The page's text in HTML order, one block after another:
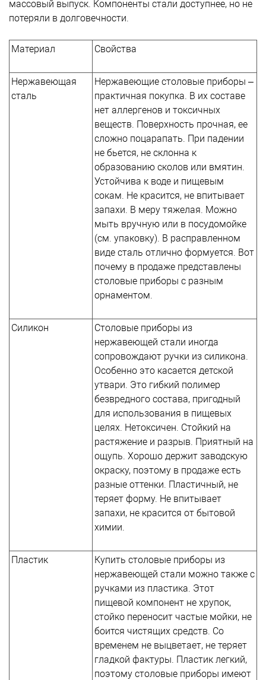
массовый выпуск. Компоненты стали доступнее, но не
потеряли в долговечности.
Материал Свойства
Нержавеющая
сталь
Нержавеющие столовые приборы –
практичная покупка. В их составе
нет аллергенов и токсичных
веществ. Поверхность прочная, ее
сложно поцарапать. При падении
не бьется, не склонна к
образованию сколов или вмятин.
Устойчива к воде и пищевым
сокам. Не красится, не впитывает
запахи. В меру тяжелая. Можно
мыть вручную или в посудомойке
(см. упаковку). В расправленном
виде сталь отлично формуется. Вот
почему в продаже представлены
столовые приборы с разным
орнаментом.
Силикон
Столовые приборы из
нержавеющей стали иногда
сопровождают ручки из силикона.
Особенно это касается детской
утвари. Это гибкий полимер
безвредного состава, пригодный
для использования в пищевых
целях. Нетоксичен. Стойкий на
растяжение и разрыв. Приятный на
ощупь. Хорошо держит заводскую
окраску, поэтому в продаже есть
разные оттенки. Пластичный, не
теряет форму. Не впитывает
запахи, не красится от бытовой
химии.
Пластик
Купить столовые приборы из
нержавеющей стали можно также с
ручками из пластика. Этот
пищевой компонент не хрупок,
стойко переносит частые мойки, не
боится чистящих средств. Со
временем не выцветает, не теряет
гладкой фактуры. Пластик легкий,
поэтому столовые приборы имеют